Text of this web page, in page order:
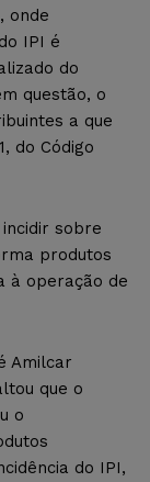
onde
IPI é
do
questão, o
a que
do Código
sobre
produtos
à operação de
Amilcar
que o
o
do IPI,